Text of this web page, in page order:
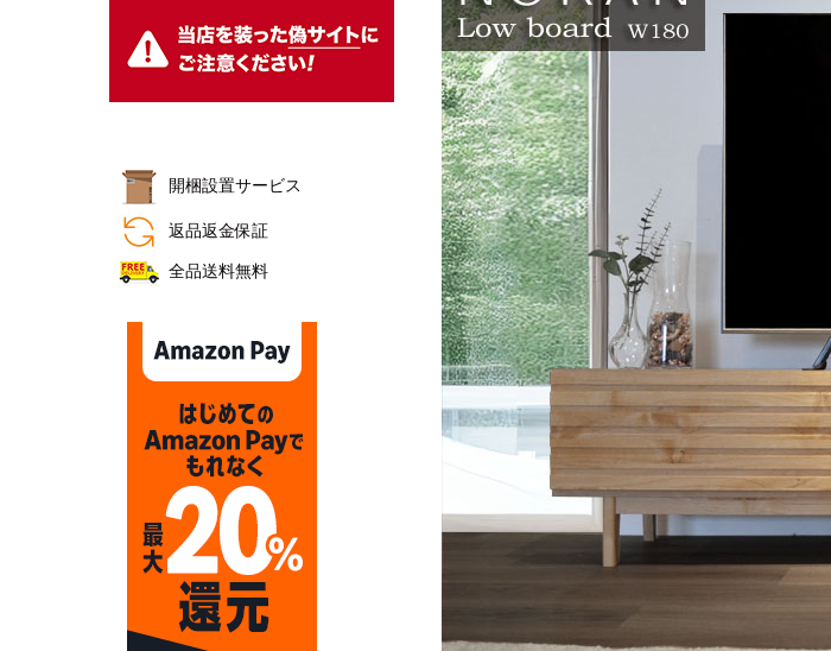
キッチンの便利アイテム
タワー tower（山崎実業）
ダストボックス
開梱設置サービス
返品返金保証
全品送料無料